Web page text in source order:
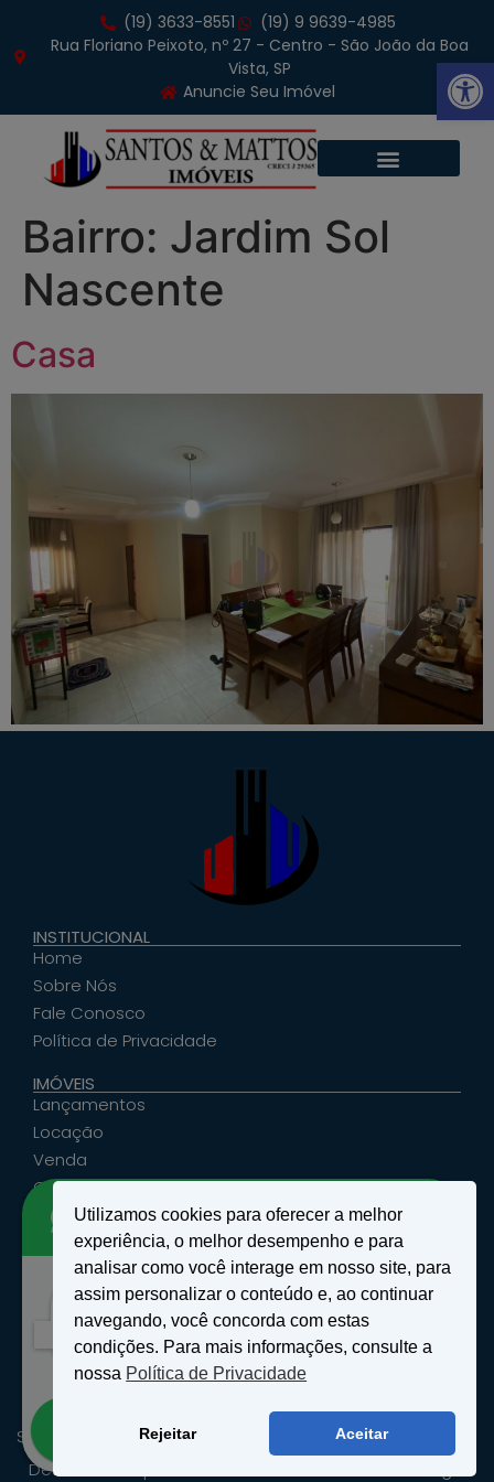
Abrir
(19) 3633-8551
(19) 9 9639-4985
Rua Floriano Peixoto, nº 27 - Centro - São João da Boa
Vista, SP
Anuncie Seu Imóvel
Bairro: Jardim Sol
Nascente
Casa
INSTITUCIONAL
Home
Sobre Nós
Fale Conosco
Política de Privacidade
IMÓVEIS
Lançamentos
Locação
Venda
Cadastrar Seu Imóvel
ATENDIMENTO
santosemattosimoveis@hotmail.com
(19) 9 9639-4985
Rua Floriano Peixoto, nº 27 - Centro - São João
da Boa Vista, SP
SANTOS & MATTOS IMÓVEIS - Copyright ® 2026 - Todos os
Direitos Reservados.
Desenvolvido por
Olá! 👋
Como podemos te ajudar?
Abrir bate-papo
Utilizamos cookies para oferecer a melhor
experiência, o melhor desempenho e para
analisar como você interage em nosso site, para
assim personalizar o conteúdo e, ao continuar
navegando, você concorda com estas
condições. Para mais informações, consulte a
nossa Política de Privacidade
Rejeitar Aceitar